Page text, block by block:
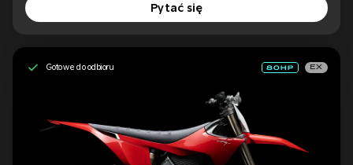
Pytać się
Gotowe do odbioru EX